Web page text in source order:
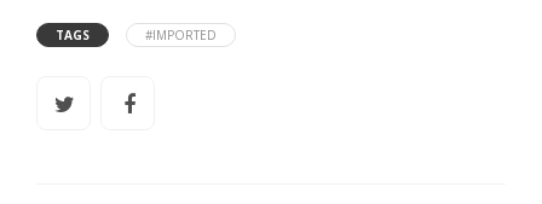
TAGS #IMPORTED